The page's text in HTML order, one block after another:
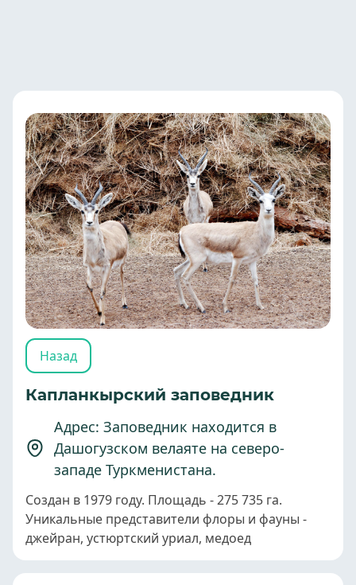
Назад
Капланкырский заповедник
Адрес: Заповедник находится в
Дашогузском велаяте на северо-
западе Туркменистана.
Создан в 1979 году. Площадь - 275 735 га.
Уникальные представители флоры и фауны -
джейран, устюртский уриал, медоед